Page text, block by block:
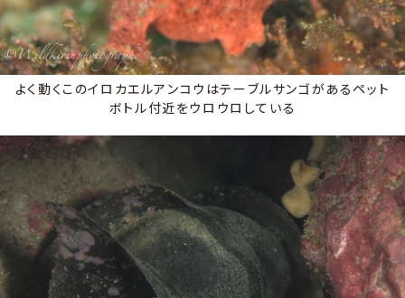
よく動くこのイロカエルアンコウはテーブルサンゴがあるペット
ボトル付近をウロウロしている